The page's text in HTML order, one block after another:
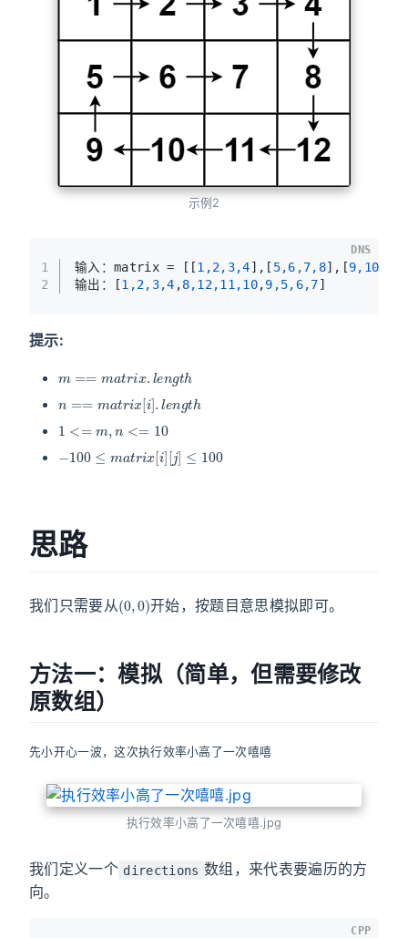
示例2
1
2
输入：matrix = [[1,2,3,4],[ 5,6,7,8],[
输出：[1,2,3,4 ,8,12,11,10,9,5,6,7]
DNS
提示:
n== atrix [i]. length
1<= ,n<= 10
−
100 ≤m a ri i][
思路
我们只需要从 开始，按题目意思模拟即可。
方法一：模拟（简单，但需要修改
原数组）
先小开心一波，这次执行效率小高了一次嘻嘻
执行效率小高了一次嘻嘻.jpg
我们定义一个 directions 数组，来代表要遍历的方
向。
CPP